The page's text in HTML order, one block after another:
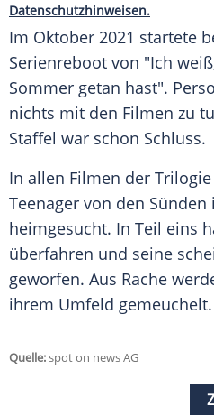
Datenschutzhinweisen.
Im Oktober 2021 startete
Serienreboot von "Ich
Sommer getan hast".
nichts mit den Filmen zu
Staffel war schon Schluss.
In allen Filmen der
Teenager von den
heimgesucht. In Teil eins
überfahren und seine
geworfen. Aus Rache
ihrem Umfeld gemeuchelt.
Quelle:spot on news AG